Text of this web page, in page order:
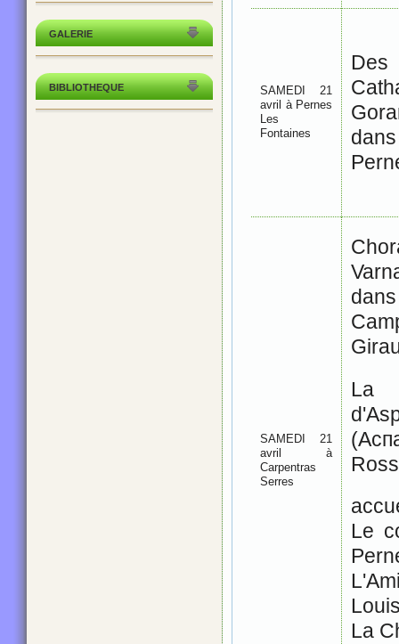
SAMEDI 21
avril à Pernes
Les
Fontaines
SAMEDI 21
avril à
Carpentras
Serres
Le
La
GALERIE
BIBLIOTHEQUE